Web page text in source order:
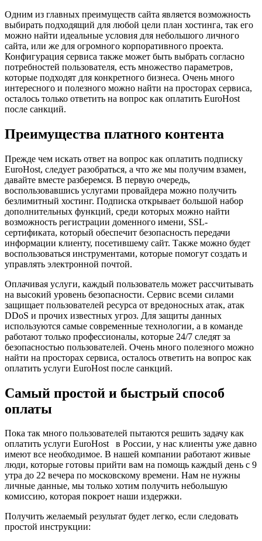
Одним из главных преимуществ сайта является возможность
выбирать подходящий для любой цели план хостинга, так его
можно найти идеальные условия для небольшого личного
сайта, или же для огромного корпоративного проекта.
Конфигурация сервиса также может быть выбрать согласно
потребностей пользователя, есть множество параметров,
которые подходят для конкретного бизнеса. Очень много
интересного и полезного можно найти на просторах сервиса,
осталось только ответить на вопрос как оплатить EuroHost
после санкций.
Преимущества платного контента
Прежде чем искать ответ на вопрос как оплатить подписку
EuroHost, следует разобраться, а что же мы получим взамен,
давайте вместе разберемся. В первую очередь,
воспользовавшись услугами провайдера можно получить
безлимитный хостинг. Подписка открывает большой набор
дополнительных функций, среди которых можно найти
возможность регистрации доменного имени, SSL-
сертификата, который обеспечит безопасность передачи
информации клиенту, посетившему сайт. Также можно будет
воспользоваться инструментами, которые помогут создать и
управлять электронной почтой.
Оплачивая услуги, каждый пользователь может рассчитывать
на высокий уровень безопасности. Сервис всеми силами
защищает пользователей ресурса от вредоносных атак, атак
DDoS и прочих известных угроз. Для защиты данных
используются самые современные технологии, а в команде
работают только профессионалы, которые 24/7 следят за
безопасностью пользователей. Очень много полезного можно
найти на просторах сервиса, осталось ответить на вопрос как
оплатить услуги EuroHost после санкций.
Самый простой и быстрый способ
оплаты
Пока так много пользователей пытаются решить задачу как
оплатить услуги EuroHost в России, у нас клиенты уже давно
имеют все необходимое. В нашей компании работают живые
люди, которые готовы прийти вам на помощь каждый день с 9
утра до 22 вечера по московскому времени. Нам не нужны
личные данные, мы только хотим получить небольшую
комиссию, которая покроет наши издержки.
Получить желаемый результат будет легко, если следовать
простой инструкции: